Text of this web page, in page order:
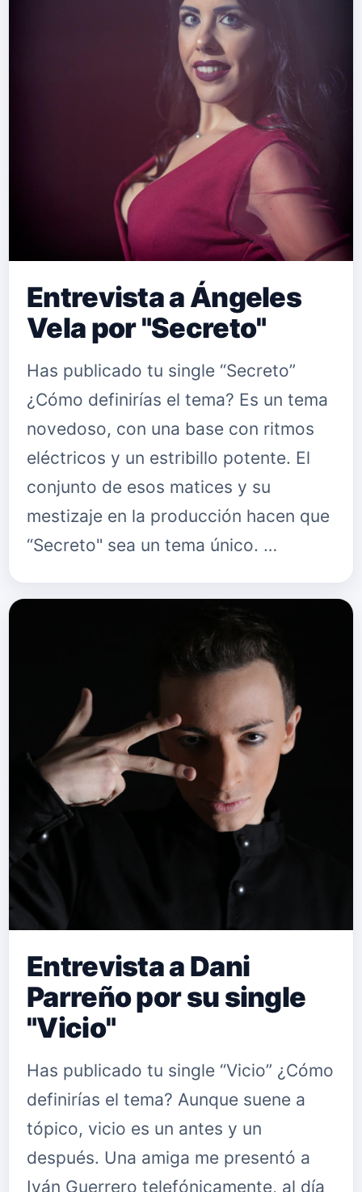
Entrevista a Ángeles
Vela por "Secreto"
Has publicado tu single “Secreto”
¿Cómo definirías el tema? Es un tema
novedoso, con una base con ritmos
eléctricos y un estribillo potente. El
conjunto de esos matices y su
mestizaje en la producción hacen que
“Secreto" sea un tema único. …
Entrevista a Dani
Parreño por su single
"Vicio"
Has publicado tu single “Vicio” ¿Cómo
definirías el tema? Aunque suene a
tópico, vicio es un antes y un
después. Una amiga me presentó a
Iván Guerrero telefónicamente, al día